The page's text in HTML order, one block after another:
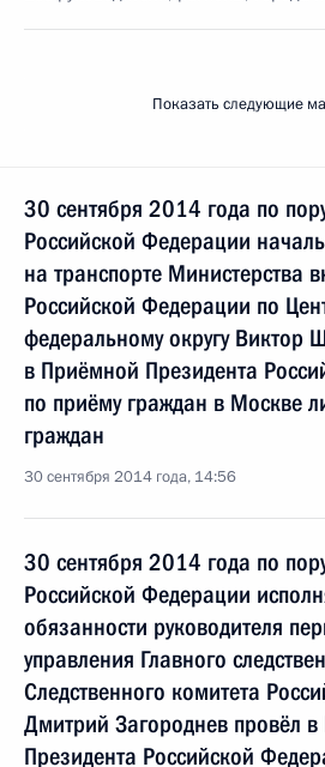
Показать следующие
30 сентября 2014 года по
Российской Федерации
на транспорте Министерства
Российской Федерации по
федеральному округу Виктор
в Приёмной Президента
по приёму граждан в Москве
граждан
30 сентября 2014 года, 14:56
30 сентября 2014 года по
Российской Федерации
обязанности руководителя
управления Главного
Следственного комитета
Дмитрий Загороднев провёл
Президента Российской